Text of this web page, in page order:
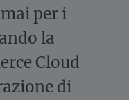
per i
la
Cloud
di